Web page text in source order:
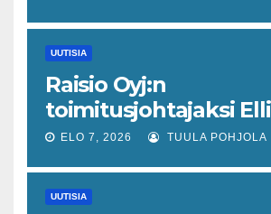
piristymistä
UUTISIA
Raisio Oyj:n
toimitusjohtajaksi
ELO 7, 2026 TUULA POHJOLA
UUTISIA